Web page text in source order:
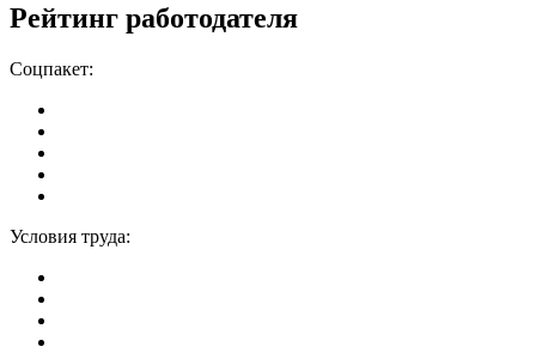
Рейтинг работодателя
Соцпакет:
Условия труда: